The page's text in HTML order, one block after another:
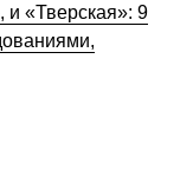
и «Тверская»: 9